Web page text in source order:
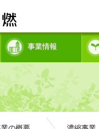
事業情報